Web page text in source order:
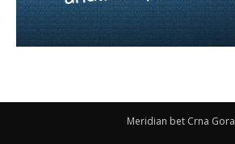
Meridian bet Crna Gora